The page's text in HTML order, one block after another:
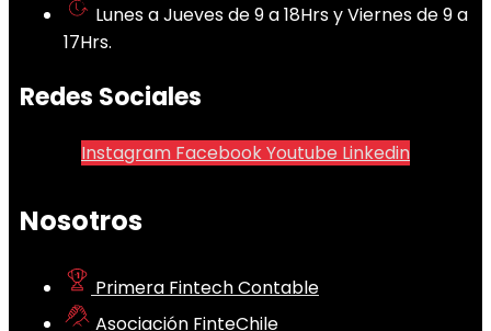
Lunes a Jueves de 9 a 18Hrs y Viernes de 9 a
17Hrs.
Redes Sociales
Instagram FacebookYoutube Linkedin
Nosotros
Primera Fintech Contable
Asociación FinteChile